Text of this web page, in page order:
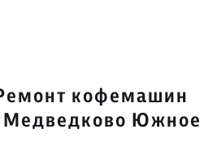
кофемашин
Медведково Южное